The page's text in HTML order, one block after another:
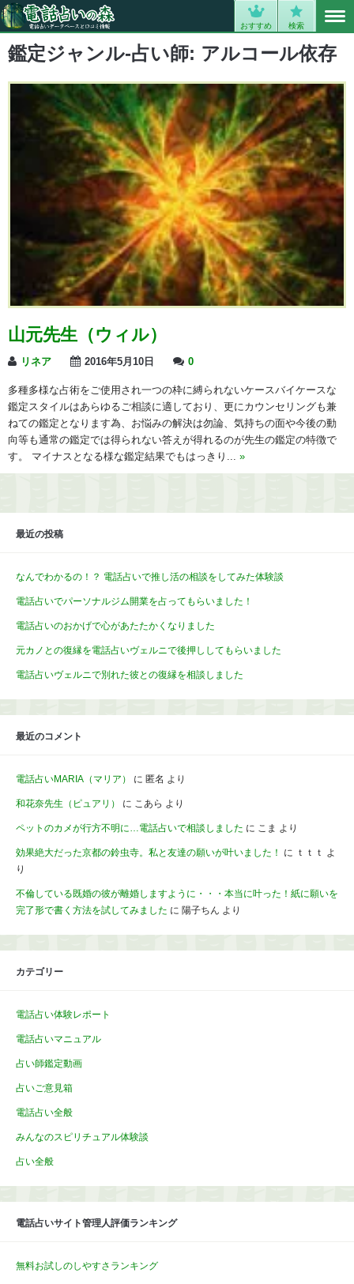
おすすめ 検索
鑑定ジャンル-占い師: アルコール依存
山元先生（ウィル）
リネア 2016年5月10日 0
多種多様な占術をご使用され一つの枠に縛られないケースバイケースな
鑑定スタイルはあらゆるご相談に適しており、更にカウンセリングも兼
ねての鑑定となります為、お悩みの解決は勿論、気持ちの面や今後の動
向等も通常の鑑定では得られない答えが得れるのが先生の鑑定の特徴で
す。 マイナスとなる様な鑑定結果でもはっきり... »
最近の投稿
なんでわかるの！？ 電話占いで推し活の相談をしてみた体験談
電話占いでパーソナルジム開業を占ってもらいました！
電話占いのおかげで心があたたかくなりました
元カノとの復縁を電話占いヴェルニで後押ししてもらいました
電話占いヴェルニで別れた彼との復縁を相談しました
最近のコメント
電話占いMARIA（マリア） に 匿名 より
和花奈先生（ピュアリ） に こあら より
ペットのカメが行方不明に…電話占いで相談しました に こま より
効果絶大だった京都の鈴虫寺。私と友達の願いが叶いました！ に ｔｔｔ よ
り
不倫している既婚の彼が離婚しますように・・・本当に叶った！紙に願いを
完了形で書く方法を試してみました に 陽子ちん より
カテゴリー
電話占い体験レポート
電話占いマニュアル
占い師鑑定動画
占いご意見箱
電話占い全般
みんなのスピリチュアル体験談
占い全般
電話占いサイト管理人評価ランキング
無料お試しのしやすさランキング